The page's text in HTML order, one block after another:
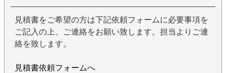
見積書をご希望の方は下記依頼フォームに必要事項を
ご記入の上、ご連絡をお願い致します。担当よりご連
絡を致します。
見積書依頼フォームへ